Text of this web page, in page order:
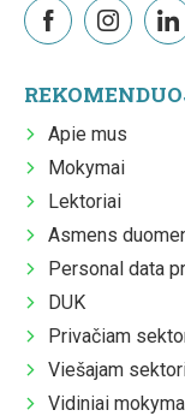
Apie mus
Mokymai
Lektoriai
Asmens
Personal data
DUK
Privačiam
Viešajam
Vidiniai